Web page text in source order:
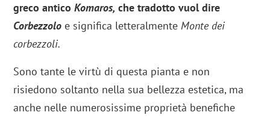
greco anticoKomaros, che tradotto vuol dire
Corbezzolo e significa letteralmenteMonte dei
corbezzoli.
Sono tante le virtù di questa pianta e non
risiedono soltanto nella sua bellezza estetica, ma
anche nelle numerosissime proprietà benefiche